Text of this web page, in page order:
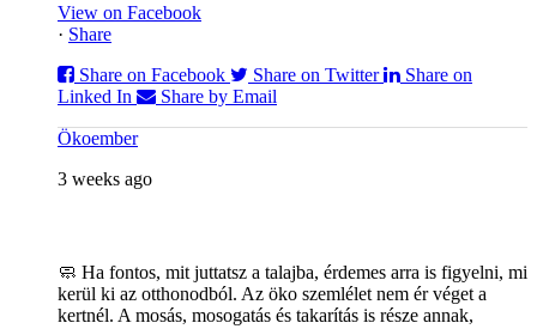
View on Facebook
· Share
Share on Facebook
Share on Twitter
Share on
Linked In
Share by Email
Ökoember
3 weeks ago
🧼 Ha fontos, mit juttatsz a talajba, érdemes arra is figyelni, mi
kerül ki az otthonodból. Az öko szemlélet nem ér véget a
kertnél. A mosás, mosogatás és takarítás is része annak,